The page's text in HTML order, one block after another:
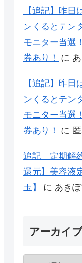
【追記】昨日
ンくるとテン
モニター当選
券あり！
に
【追記】昨日
ンくるとテン
モニター当選
券あり！
に
追記 定期解
還元】美容液
玉】
に あき
アーカイブ